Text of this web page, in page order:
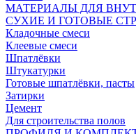
МАТЕРИАЛЫ ДЛЯ
СУХИЕ И ГОТОВЫЕ
Кладочные смеси
Клеевые смеси
Шпатлёвки
Штукатурки
Готовые шпатлёвки, пасты
Затирки
Цемент
Для строительства полов